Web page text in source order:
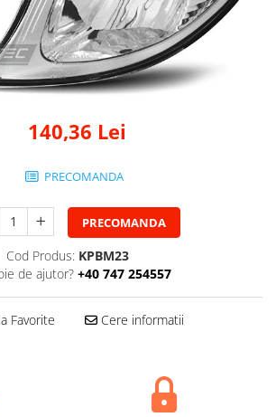
140,36 Lei
PRECOMANDA
PRECOMANDA
Cod Produs: KPBM23
de ajutor? +40 747 254557
Favorite Cere informatii